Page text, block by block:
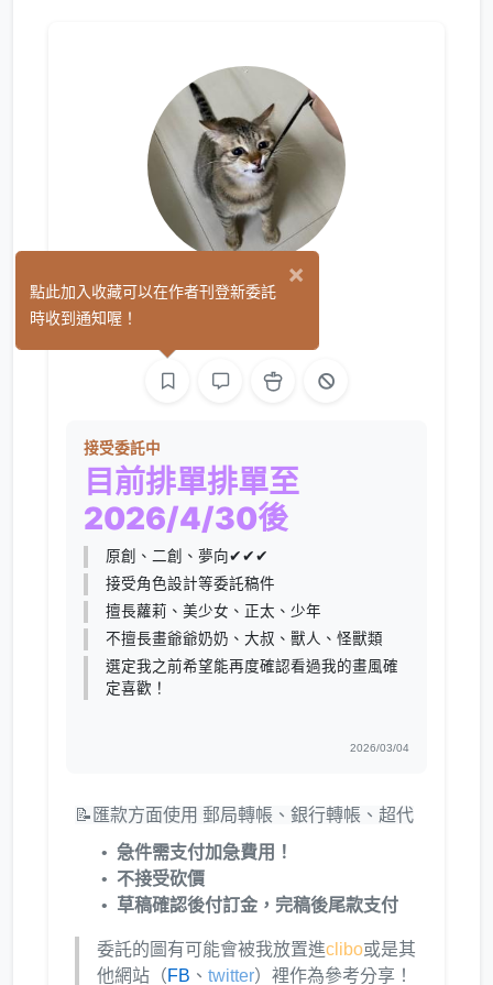
大芒果
接受委託中
目前排單排單至
2026/4/30後
原創、二創、夢向✔✔✔
接受角色設計等委託稿件
擅長蘿莉、美少女、正太、少年
不擅長畫爺爺奶奶、大叔、獸人、怪獸類
選定我之前希望能再度確認看過我的畫風確
定喜歡！
2026/03/04
📝匯款方面使用 郵局轉帳、銀行轉帳、超代
急件需支付加急費用！
不接受砍價
草稿確認後付訂金，完稿後尾款支付
委託的圖有可能會被我放置進clibo或是其
他網站（FB 、 twitter）裡作為參考分享！
×
點此加入收藏可以在作者刊登新委託
時收到通知喔！